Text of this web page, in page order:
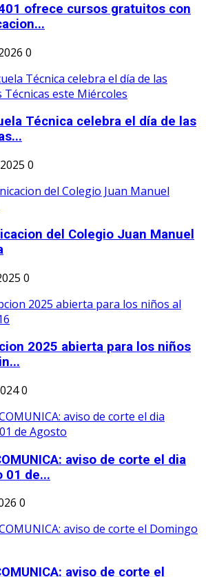
ofrece cursos gratuitos con
0
Técnica celebra el día de las
0
del Colegio Juan Manuel
0
2025 abierta para los niños
0
aviso de corte el dia
01 de...
0
aviso de corte el